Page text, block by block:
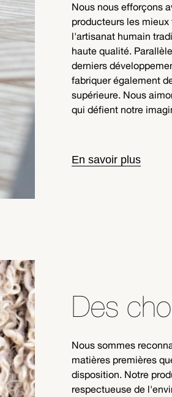
Nous nous efforçons
producteurs les
l'artisanat humain
haute qualité.
derniers
fabriquer également
supérieure. Nous
qui défient notre
En savoir plus
Des
Nous sommes
matières premières
disposition. Notre
respectueuse de